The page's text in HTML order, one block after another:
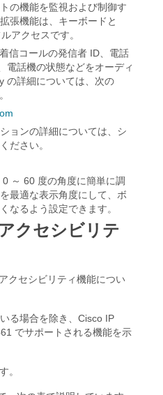
の機能を監視および制御す
張機能は、キーボードと
アクセスです。
信コールの発信者 ID、電話
電話機の状態などをオーディ
の詳細については、次の
ョンの詳細については、シ
ださい。
～ 60 度の角度に簡単に調
最適な表示角度にして、ボ
なるよう設定できます。
クセシビリテ
クセシビリティ機能につい
る場合を除き、Cisco IP
でサポートされる機能を示
。